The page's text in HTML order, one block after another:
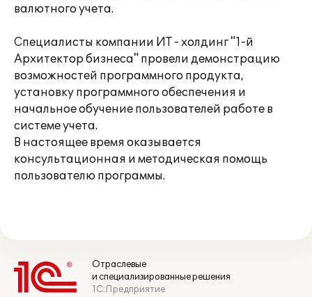
валютного учета.
Специалисты компании ИТ - холдинг "1-й
Архитектор бизнеса" провели демонстрацию
возможностей программного продукта,
установку программного обеспечения и
начальное обучение пользователей работе в
системе учета.
В настоящее время оказывается
консультационная и методическая помощь
пользователю программы.
Отраслевые
и специализированные решения
1С:Предприятие